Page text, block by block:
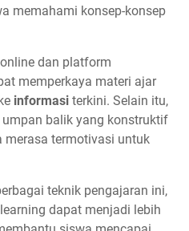
memahami konsep-konsep
dan platform
memperkaya materi ajar
informasi terkini. Selain itu,
balik yang konstruktif
termotivasi untuk
teknik pengajaran ini,
dapat menjadi lebih